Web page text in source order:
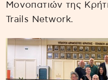
Μονοπατιών της
Trails Network.